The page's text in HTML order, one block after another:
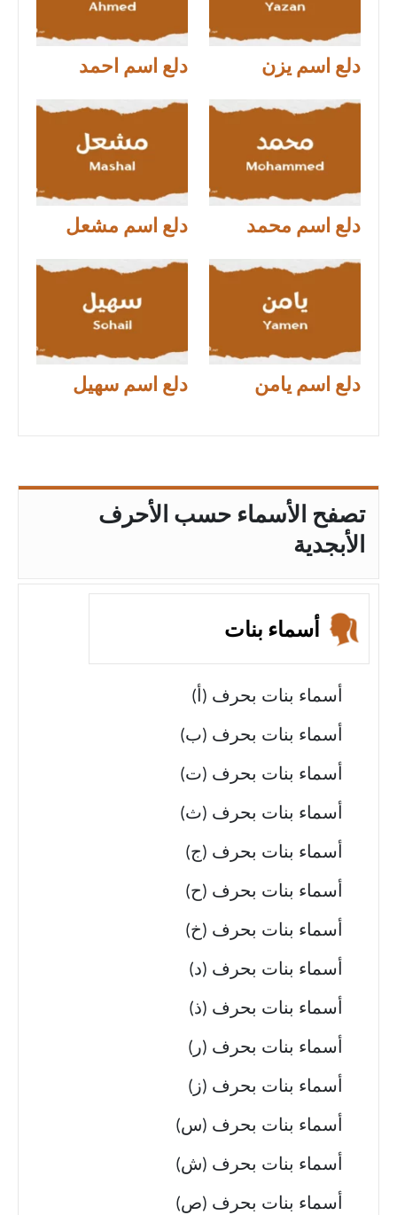
دلع اسم يزن دلع اسم احمد
دلع اسم محمد دلع اسم مشعل
دلع اسم يامن دلع اسم سهيل
تصفح الأسماء حسب الأحرف
الأبجدية
أسماء بنات
أسماء بنات بحرف (أ)
أسماء بنات بحرف (ب)
أسماء بنات بحرف (ت)
أسماء بنات بحرف (ث)
أسماء بنات بحرف (ج)
أسماء بنات بحرف (ح)
أسماء بنات بحرف (خ)
أسماء بنات بحرف (د)
أسماء بنات بحرف (ذ)
أسماء بنات بحرف (ر)
أسماء بنات بحرف (ز)
أسماء بنات بحرف (س)
أسماء بنات بحرف (ش)
أسماء بنات بحرف (ص)